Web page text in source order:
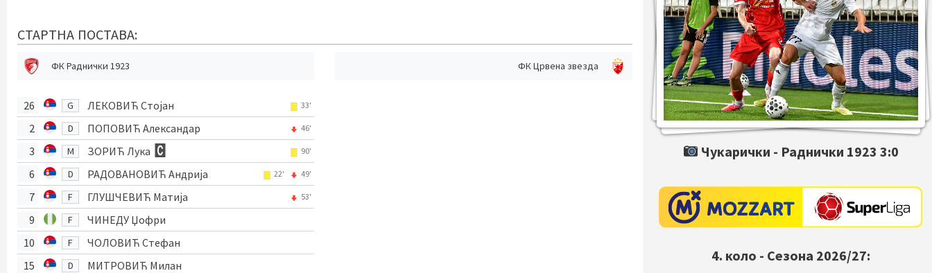
СТАРТНА ПОСТАВА:
ФК Раднички 1923
26 G ЛЕКОВИЋ Стојан 33'
2 D ПОПОВИЋ Александар 46'
3 M ЗОРИЋ Лука 90'
6 D РАДОВАНОВИЋ Андрија 22' 49'
7 F ГЛУШЧЕВИЋ Матија 53'
9 F
ЧИНЕДУ Џофри
10
F
ЧОЛОВИЋ Стефан
15
D
МИТРОВИЋ Милан
ФК Црвена звезда
Чукарички - Раднички 1923 3:0
4. коло - Сезона 2026/27: